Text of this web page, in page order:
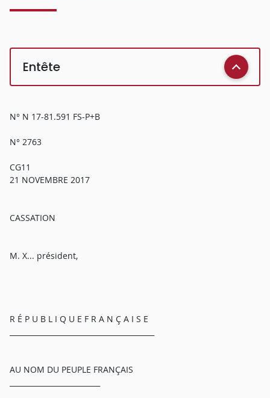
Entête
N° N 17-81.591 FS-P+B
N° 2763
CG11
21 NOVEMBRE 2017
CASSATION
M. X... président,
R É P U B L I Q U E F R A N Ç A I S E
AU NOM DU PEUPLE FRANÇAIS